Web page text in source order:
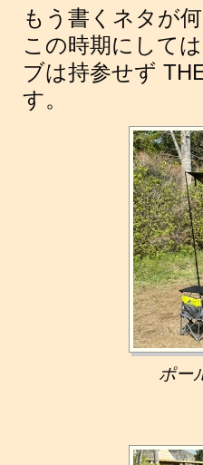
もう書くネタが
この時期にして
ブは持参せず
す。
ポー